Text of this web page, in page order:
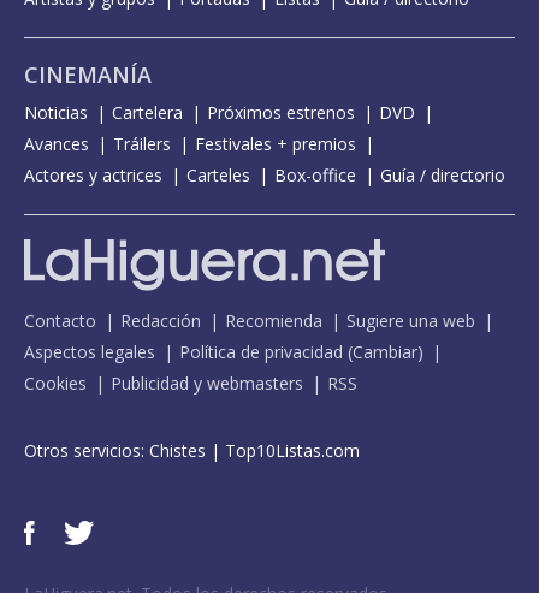
CINEMANÍA
Noticias Cartelera Próximos estrenos
DVD
Avances
Tráilers
Festivales + premios
Actores y actrices
Carteles Box-office Guía / directorio
Contacto Redacción Recomienda
Sugiere una web
Aspectos legales
Política de privacidad (Cambiar)
Cookies
Publicidad y webmasters RSS
Otros servicios: Chistes | Top10Listas.com